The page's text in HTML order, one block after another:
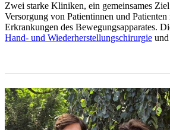
Zwei starke Kliniken, ein gemeinsames
Versorgung von Patientinnen und
Erkrankungen des Bewegungsapparates.
Hand- und Wiederherstellungschirurgie